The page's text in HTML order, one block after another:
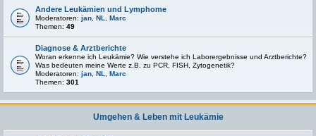
Andere Leukämien und Lymphome
Moderatoren: jan NL
Marc
Themen: 49
Diagnose & Arztberichte
Woran erkenne ich Leukämie? Wie verstehe ich Laborergebnisse und Arztberichte?
Was bedeuten meine Werte z.B. zu PCR, FISH, Zytogenetik?
Moderatoren: jan NL
Marc
Themen: 301
Umgehen & Leben mit Leukämie